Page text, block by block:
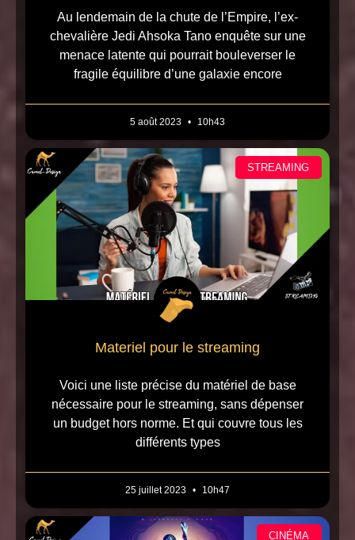
Au lendemain de la chute de l’Empire, l’ex-
chevalière Jedi Ahsoka Tano enquête sur une
menace latente qui pourrait bouleverser le
fragile équilibre d’une galaxie encore
5 août 2023 10h43
STREAMING
Materiel pour le streaming
Voici une liste précise du matériel de base
nécessaire pour le streaming, sans dépenser
un budget hors norme. Et qui couvre tous les
différents types
25 juillet 2023 10h47
CINÉMA